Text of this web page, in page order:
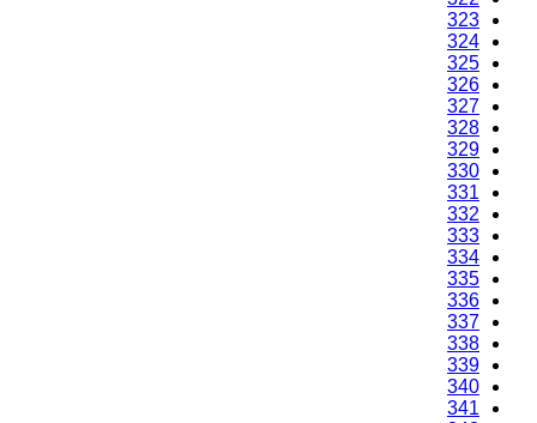
323
324
325
326
327
328
329
330
331
332
333
334
335
336
337
338
339
340
341